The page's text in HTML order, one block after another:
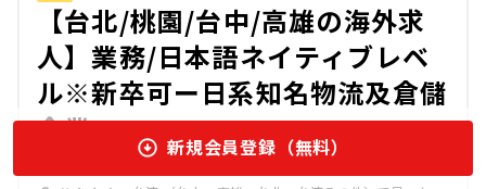
【台北/桃園/台中/高雄の海外求
人】業務/日本語ネイティブレベ
ル※新卒可ー日系知名物流及倉儲
企業
新規会員登録（無料）